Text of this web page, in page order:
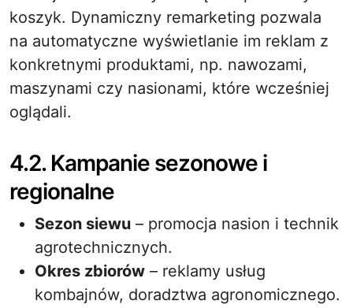
koszyk. Dynamiczny remarketing pozwala
na automatyczne wyświetlanie im reklam z
konkretnymi produktami, np. nawozami,
maszynami czy nasionami, które wcześniej
oglądali.
4.2. Kampanie sezonowe i
regionalne
Sezon siewu – promocja nasion i technik
agrotechnicznych.
Okres zbiorów – reklamy usług
kombajnów, doradztwa agronomicznego.